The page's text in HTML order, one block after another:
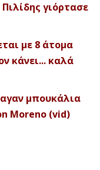
γιόρτασε
με 8 άτομα
κάνει... καλά
μπουκάλια
Moreno (vid)